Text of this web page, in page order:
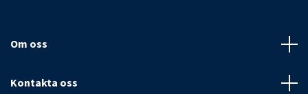
Om oss
Kontakta oss